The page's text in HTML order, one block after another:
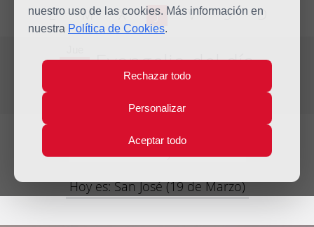
nuestro uso de las cookies. Más información en
nuestra Política de Cookies.
Rechazar todo
Personalizar
Aceptar todo
L M X J V S D
19 Evangelio del día
Lecturas del día y comentario
Hoy es: San José (19 de Marzo)